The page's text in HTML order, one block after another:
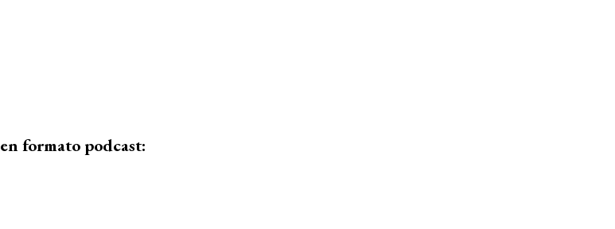
formato podcast: